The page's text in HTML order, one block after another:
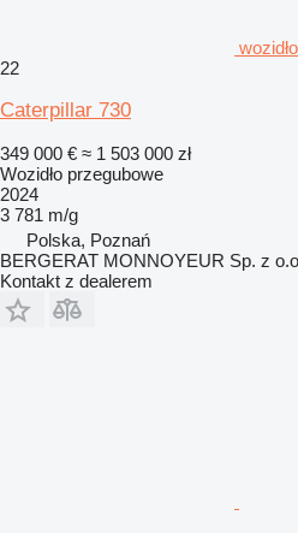
22
Caterpillar 730
349 000 € ≈ 1 503 000 zł
Wozidło przegubowe
2024
3 781 m/g
Polska, Poznań
BERGERAT MONNOYEUR Sp. z
Kontakt z dealerem